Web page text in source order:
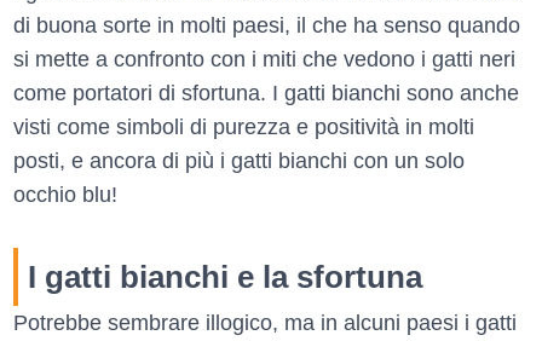
di buona sorte in molti paesi, il che ha senso quando
si mette a confronto con i miti che vedono i gatti neri
come portatori di sfortuna. I gatti bianchi sono anche
visti come simboli di purezza e positività in molti
posti, e ancora di più i gatti bianchi con un solo
occhio blu!
I gatti bianchi e la sfortuna
Potrebbe sembrare illogico, ma in alcuni paesi i gatti